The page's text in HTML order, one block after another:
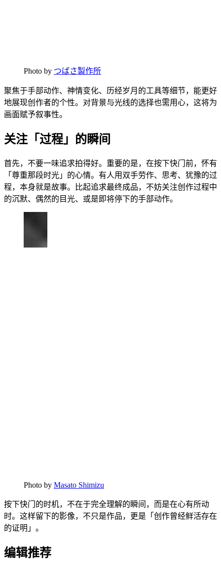
Photo by つばさ製作所
聚焦于手部动作、神情变化、历经岁月的工具等细节，能更好
地展现创作者的个性。对背景与光线的选择也需用心，这将为
画面赋予叙事性。
关注「过程」的瞬间
首先，不要一味追求拍得好。重要的是，在按下快门前，怀有
「尊重那段时光」的心情。有人用双手劳作、思考、犹豫的过
程，本身就是故事。比起追求最终成品，不妨关注创作过程中
的沉默、偶然的目光、或是即将停下的手部动作。
Photo by Masato Shimizu
按下快门的时机，不在于完全理解的瞬间，而是在心有所动
时。这样留下的影像，不只是作品，更是「创作曾经鲜活存在
的证明」。
编辑推荐